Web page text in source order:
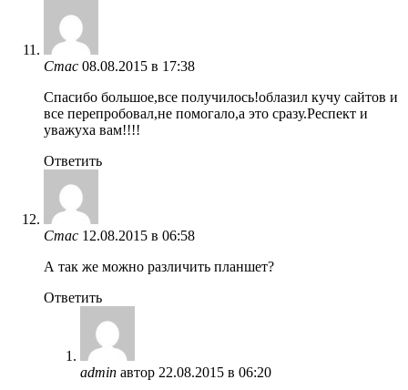
Стас 08.08.2015 в 17:38
Спасибо большое,все получилось!облазил кучу сайтов и
все перепробовал,не помогало,а это сразу.Респект и
уважуха вам!!!!
Ответить
Стас 12.08.2015 в 06:58
А так же можно различить планшет?
Ответить
admin автор 22.08.2015 в 06:20